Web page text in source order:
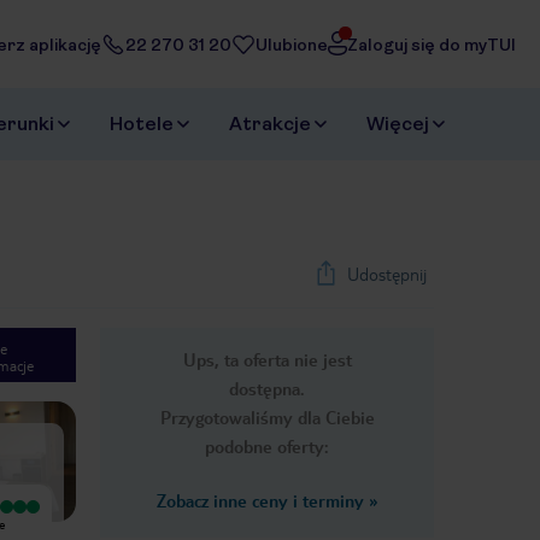
aplikację 22 270 31 20 Ulubione Zaloguj się do myTUI
Hotele Atrakcje Więcej
Udostępnij
Ups, ta oferta nie jest
dostępna.
Przygotowaliśmy dla Ciebie
podobne oferty:
Zobacz inne ceny i terminy »
Next slide
1/35